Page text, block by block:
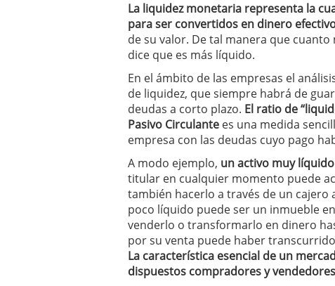
La liquidez monetaria representa la
para ser convertidos en dinero
de su valor. De tal manera que
dice que es más líquido.
En el ámbito de las empresas el
de liquidez, que siempre habrá de
deudas a corto plazo. El ratio de
Pasivo Circulante es una medida
empresa con las deudas cuyo pago
A modo ejemplo, un activo muy
titular en cualquier momento puede
también hacerlo a través de un
poco líquido puede ser un inmueble
venderlo o transformarlo en dinero
por su venta puede haber
La característica esencial de un
dispuestos compradores y